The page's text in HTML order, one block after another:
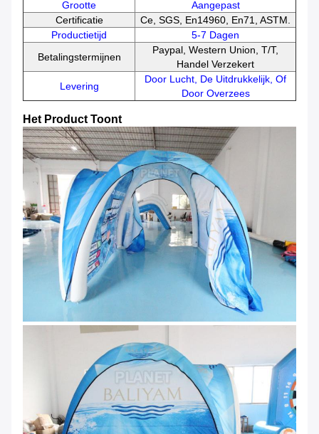
Grootte
Aangepast
Certificatie
Ce, SGS, En14960, En71, ASTM.
Productietijd
5-7 Dagen
Betalingstermijnen
Paypal, Western Union, T/T,
Handel Verzekert
Levering
Door Lucht, De Uitdrukkelijk, Of
Door Overzees
Het Product Toont